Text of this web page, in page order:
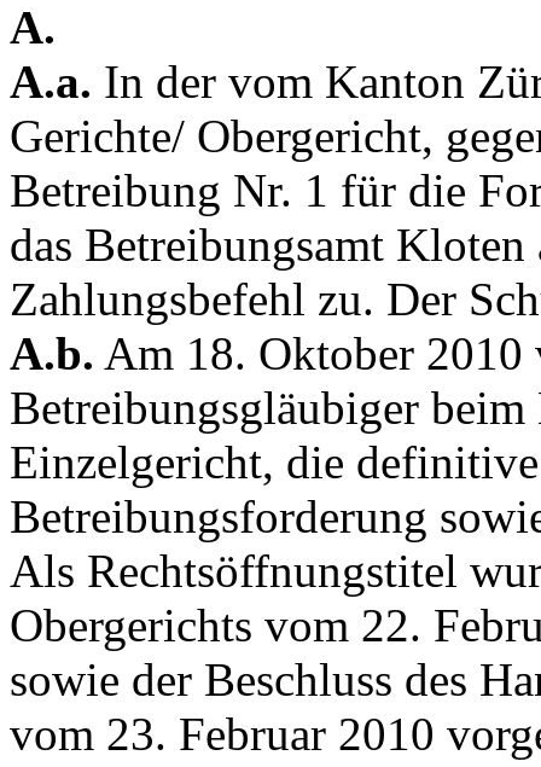
A.
A.a. In der vom Kanton
Gerichte/ Obergericht,
Betreibung Nr. 1 für die
das Betreibungsamt
Zahlungsbefehl zu. Der
A.b. Am 18. Oktober 2010
Betreibungsgläubiger
Einzelgericht, die
Betreibungsforderung
Als Rechtsöffnungstitel
Obergerichts vom 22.
sowie der Beschluss des
vom 23. Februar 2010